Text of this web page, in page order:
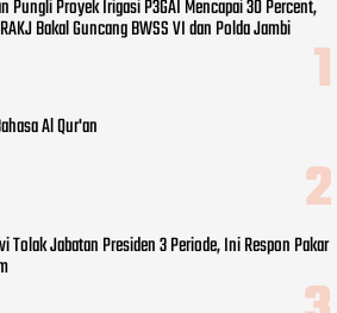
Pungli Proyek Irigasi P3GAI Mencapai 30 Percent,
Bakal Guncang BWSS VI dan Polda Jambi
Al Qur'an
Tolak Jabatan Presiden 3 Periode, Ini Respon Pakar